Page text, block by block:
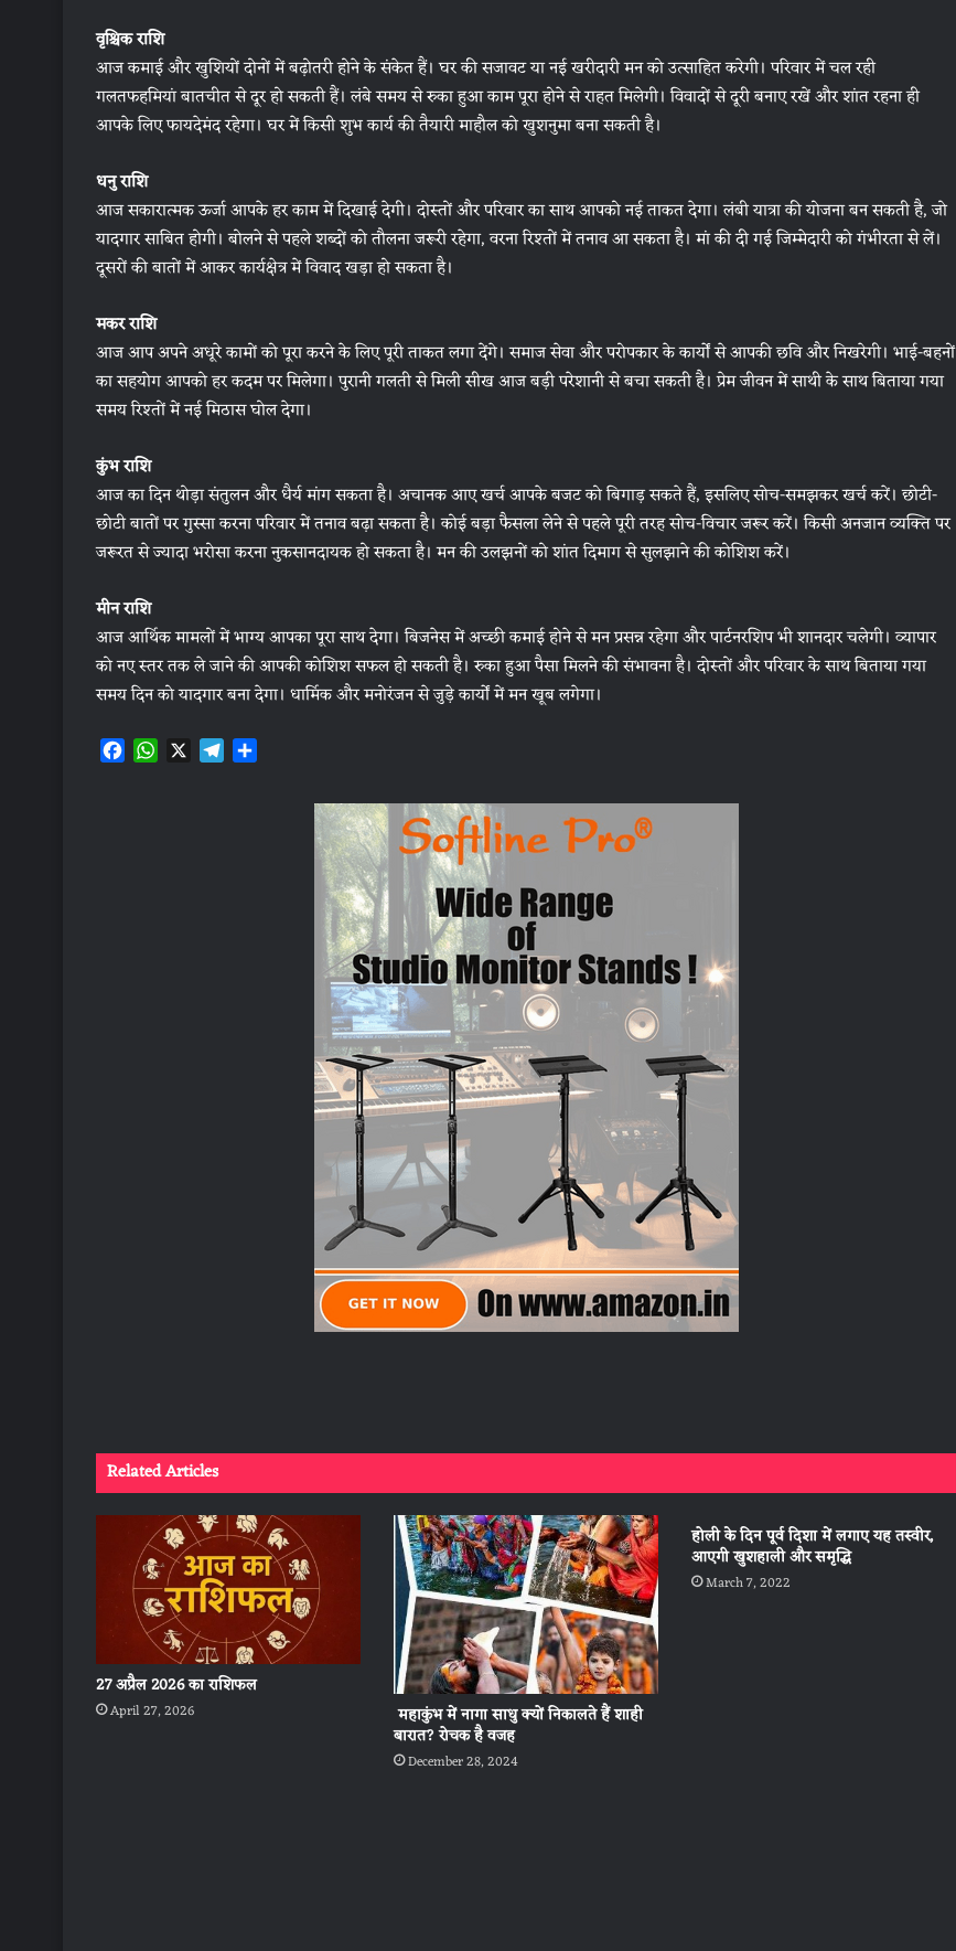
वृश्चिक राशि
आज कमाई और खुशियों दोनों में बढ़ोतरी होने के संकेत हैं। घर की सजावट या नई खरीदारी मन को उत्साहित करेगी। परिवार में चल रही
गलतफहमियां बातचीत से दूर हो सकती हैं। लंबे समय से रुका हुआ काम पूरा होने से राहत मिलेगी। विवादों से दूरी बनाए रखें और शांत रहना ही
आपके लिए फायदेमंद रहेगा। घर में किसी शुभ कार्य की तैयारी माहौल को खुशनुमा बना सकती है।
धनु राशि
आज सकारात्मक ऊर्जा आपके हर काम में दिखाई देगी। दोस्तों और परिवार का साथ आपको नई ताकत देगा। लंबी यात्रा की योजना बन सकती है, जो
यादगार साबित होगी। बोलने से पहले शब्दों को तौलना जरूरी रहेगा, वरना रिश्तों में तनाव आ सकता है। मां की दी गई जिम्मेदारी को गंभीरता से लें।
दूसरों की बातों में आकर कार्यक्षेत्र में विवाद खड़ा हो सकता है।
मकर राशि
आज आप अपने अधूरे कामों को पूरा करने के लिए पूरी ताकत लगा देंगे। समाज सेवा और परोपकार के कार्यों से आपकी छवि और निखरेगी। भाई-बहनों
का सहयोग आपको हर कदम पर मिलेगा। पुरानी गलती से मिली सीख आज बड़ी परेशानी से बचा सकती है। प्रेम जीवन में साथी के साथ बिताया गया
समय रिश्तों में नई मिठास घोल देगा।
कुंभ राशि
आज का दिन थोड़ा संतुलन और धैर्य मांग सकता है। अचानक आए खर्च आपके बजट को बिगाड़ सकते हैं, इसलिए सोच-समझकर खर्च करें। छोटी-
छोटी बातों पर गुस्सा करना परिवार में तनाव बढ़ा सकता है। कोई बड़ा फैसला लेने से पहले पूरी तरह सोच-विचार जरूर करें। किसी अनजान व्यक्ति पर
जरूरत से ज्यादा भरोसा करना नुकसानदायक हो सकता है। मन की उलझनों को शांत दिमाग से सुलझाने की कोशिश करें।
मीन राशि
आज आर्थिक मामलों में भाग्य आपका पूरा साथ देगा। बिजनेस में अच्छी कमाई होने से मन प्रसन्न रहेगा और पार्टनरशिप भी शानदार चलेगी। व्यापार
को नए स्तर तक ले जाने की आपकी कोशिश सफल हो सकती है। रुका हुआ पैसा मिलने की संभावना है। दोस्तों और परिवार के साथ बिताया गया
समय दिन को यादगार बना देगा। धार्मिक और मनोरंजन से जुड़े कार्यों में मन खूब लगेगा।
F W X T
Related Articles
27 अप्रैल 2026 का राशिफल
April 27, 2026 महाकुंभ में नागा साधु क्यों निकालते हैं शाही
बारात? रोचक है वजह
December 28, 2024
होली के दिन पूर्व दिशा में लगाए यह तस्वीर,
आएगी खुशहाली और समृद्धि
March 7, 2022